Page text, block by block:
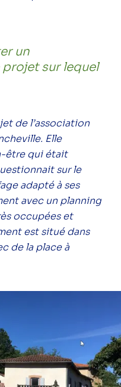
un
sur lequel
de l’association
Elle
être qui était
sur le
adapté à ses
avec un planning
occupées et
est situé dans
de la place à